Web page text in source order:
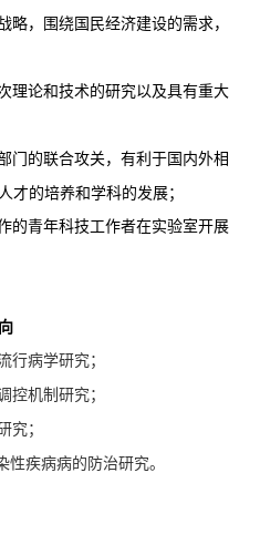
略，围绕国民经济建设的需求，
理论和技术的研究以及具有重大
门的联合攻关，有利于国内外相
才的培养和学科的发展；
的青年科技工作者在实验室开展
行病学研究；
控机制 研究；
究；
性疾病病的防治研究。